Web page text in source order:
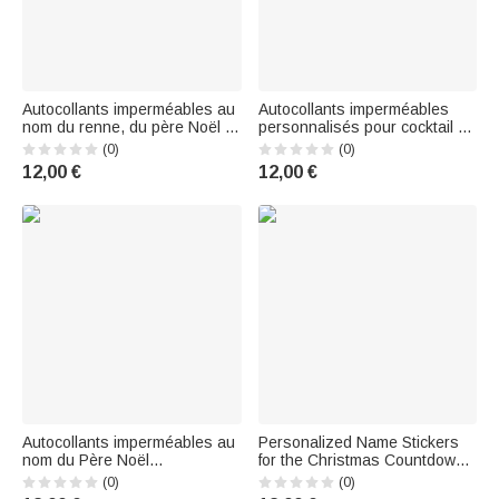
Autocollants imperméables au
nom du renne, du père Noël et
du bonhomme de pain d'épice
pour les enfants, la famille et
les amis.
(0)
12,00 €
Autocollants imperméables
personnalisés pour cocktail de
Mahjong avec nom Cadeau
Décor Fête de Noël Favoris
pour les joueurs de Mahjong
(0)
12,00 €
Autocollants imperméables au
nom du Père Noël
personnalisé Fête de Noël
Cadeau pour la famille
(0)
Personalized Name Stickers
for the Christmas Countdown
—Christmas Gift for Boys and
Girls
(0)